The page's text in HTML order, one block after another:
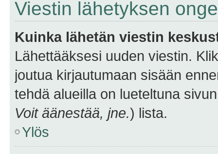
Viestin lähetyksen
Kuinka lähetän viestin
Lähettääksesi uuden viestin.
joutua kirjautumaan sisään
tehdä alueilla on lueteltuna
Voit äänestää, jne.) lista.
Ylös